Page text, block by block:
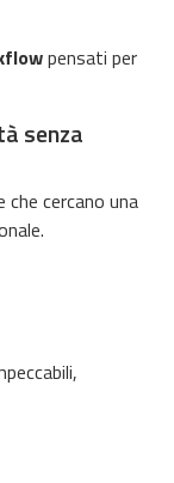
pensati per
senza
cercano una